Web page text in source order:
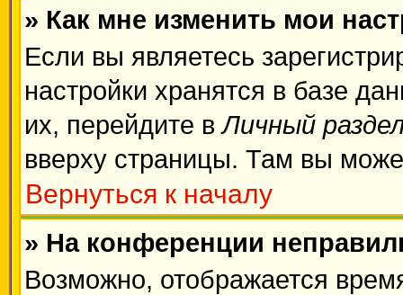
» Как мне изменить мои
Если вы являетесь
настройки хранятся в базе
их, перейдите вЛичный
вверху страницы. Там вы
Вернуться к началу
» На конференции
Возможно, отображается